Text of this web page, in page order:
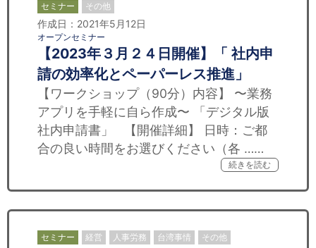
セミナー その他
作成日：2021年5月12日
オープンセミナー
【2023年３月２４日開催】「 社内申
請の効率化とペーパーレス推進」
【ワークショップ（90分）内容】 〜業務
アプリを手軽に自ら作成〜 「デジタル版
社内申請書」 【開催詳細】 日時：ご都
合の良い時間をお選びください（各 ……
続きを読む
セミナー 経営 人事労務 台湾事情 その他